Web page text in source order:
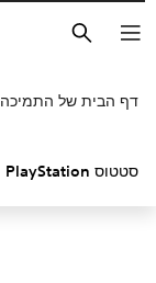
חיפוש
דף הבית של התמיכה
סטטוס PlayStation